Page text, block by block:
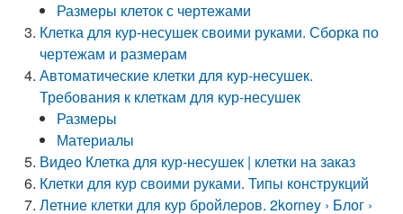
Размеры клеток с чертежами
Клетка для кур-несушек своими руками. Сборка по
чертежам и размерам
Автоматические клетки для кур-несушек.
Требования к клеткам для кур-несушек
Размеры
Материалы
Видео Клетка для кур-несушек | клетки на заказ
Клетки для кур своими руками. Типы конструкций
Летние клетки для кур бройлеров. 2korney › Блог ›